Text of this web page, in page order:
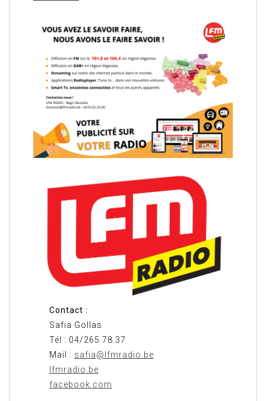
Contact :
Safia Gollas
Tél : 04/265.78.37
Mail : safia@lfmradio.be
lfmradio.be
facebook.com